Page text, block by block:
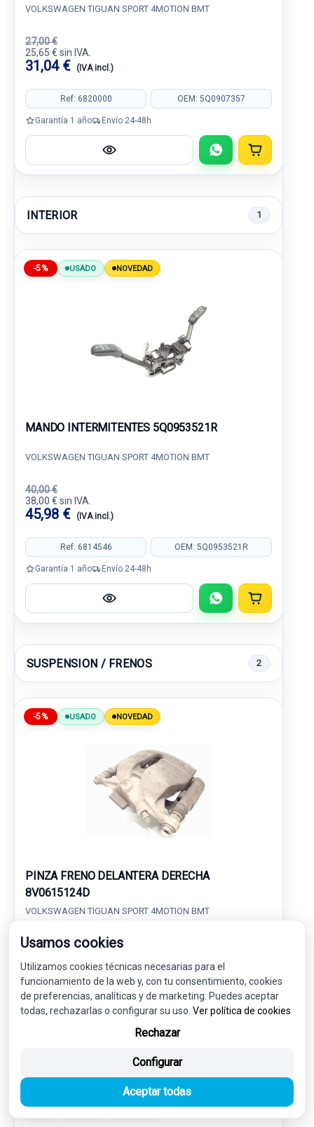
VOLKSWAGEN TIGUAN SPORT 4MOTION BMT
27,00 €
25,65 € sin IVA.
31,04 € (IVA incl.)
Ref: 6820000 OEM: 5Q0907357
Garantía 1 año Envío 24-48h
INTERIOR 1
-5% USADO NOVEDAD
MANDO INTERMITENTES 5Q0953521R
VOLKSWAGEN TIGUAN SPORT 4MOTION BMT
40,00 €
38,00 € sin IVA.
45,98 € (IVA incl.)
Ref: 6814546 OEM: 5Q0953521R
Garantía 1 año Envío 24-48h
SUSPENSION / FRENOS 2
-5% USADO NOVEDAD
PINZA FRENO DELANTERA DERECHA
8V0615124D
VOLKSWAGEN TIGUAN SPORT 4MOTION BMT
27,00 €
31,04 € (IVA incl.)
Ref: 6814576 OEM: 8V0615124D
-5% USADO NOVEDAD
Usamos cookies
Utilizamos cookies técnicas necesarias para el
funcionamiento de la web y, con tu consentimiento, cookies
de preferencias, analíticas y de marketing. Puedes aceptar
todas, rechazarlas o configurar su uso. Ver política de cookies
Rechazar
Configurar
Aceptar todas